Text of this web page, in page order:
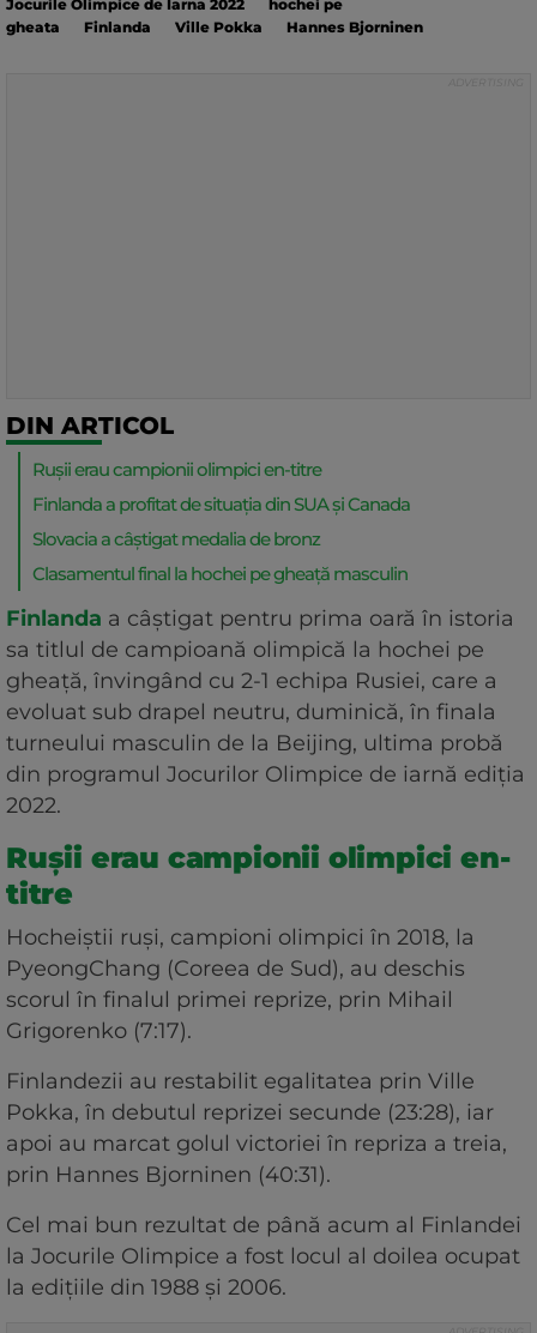
Jocurile Olimpice de Iarna 2022
hochei pe
gheata
Finlanda Ville Pokka Hannes Bjorninen
DIN ARTICOL
Rușii erau campionii olimpici en-titre
Finlanda a profitat de situația din SUA și Canada
Slovacia a câștigat medalia de bronz
Clasamentul final la hochei pe gheață masculin
Finlanda a câştigat pentru prima oară în istoria
sa titlul de campioană olimpică la hochei pe
gheaţă, învingând cu 2-1 echipa Rusiei, care a
evoluat sub drapel neutru, duminică, în finala
turneului masculin de la Beijing, ultima probă
din programul Jocurilor Olimpice de iarnă ediţia
2022.
Rușii erau campionii olimpici en-
titre
Hocheiştii ruşi, campioni olimpici în 2018, la
PyeongChang (Coreea de Sud), au deschis
scorul în finalul primei reprize, prin Mihail
Grigorenko (7:17).
Finlandezii au restabilit egalitatea prin Ville
Pokka, în debutul reprizei secunde (23:28), iar
apoi au marcat golul victoriei în repriza a treia,
prin Hannes Bjorninen (40:31).
Cel mai bun rezultat de până acum al Finlandei
la Jocurile Olimpice a fost locul al doilea ocupat
la ediţiile din 1988 şi 2006.